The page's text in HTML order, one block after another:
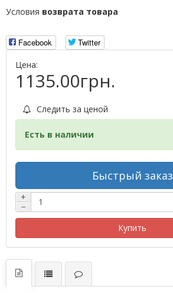
Условия возврата товара
Facebook
Twitter
Цена:
1135.00грн.
Следить за ценой
Есть в наличии
Быстрый заказ
+
−
Купить